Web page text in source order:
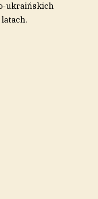
ukraińskich